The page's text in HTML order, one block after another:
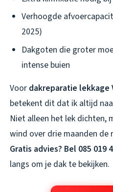
Verhoogde
2025)
Dakgoten die groter
intense buien
Voor dakreparatie lekkage
betekent dit dat ik altijd
Niet alleen het lek dichten,
wind over drie maanden
Gratis advies? Bel 085 019
langs om je dak te bekijken.